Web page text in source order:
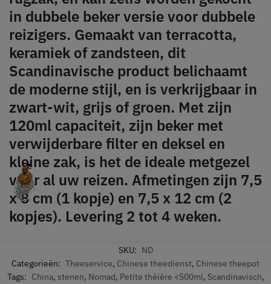
in dubbele beker versie voor dubbele
reizigers. Gemaakt van terracotta,
keramiek of zandsteen, dit
Scandinavische product belichaamt
de moderne stijl, en is verkrijgbaar in
zwart-wit, grijs of groen. Met zijn
120ml capaciteit, zijn beker met
verwijderbare filter en deksel en
kleine zak, is het de ideale metgezel
voor al uw reizen. Afmetingen zijn 7,5
x 8 cm (1 kopje) en 7,5 x 12 cm (2
kopjes). Levering 2 tot 4 weken.
SKU: ND
Categorieën: Theeservice, Chinese theedienst, Chinese theepot
Tags: China, stenen, Nomad, Petite théière <500ml, Scandinavisch,